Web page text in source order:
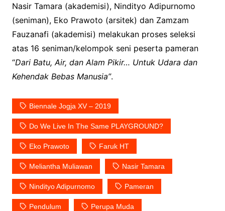
Nasir Tamara (akademisi), Nindityo Adipurnomo
(seniman), Eko Prawoto (arsitek) dan Zamzam
Fauzanafi (akademisi) melakukan proses seleksi
atas 16 seniman/kelompok seni peserta pameran
“Dari Batu, Air, dan Alam Pikir… Untuk Udara dan
Kehendak Bebas Manusia”.
Biennale Jogja XV – 2019
Do We Live In The Same PLAYGROUND?
Eko Prawoto Faruk HT
Meliantha Muliawan Nasir Tamara
Nindityo Adipurnomo Pameran
Pendulum Perupa Muda